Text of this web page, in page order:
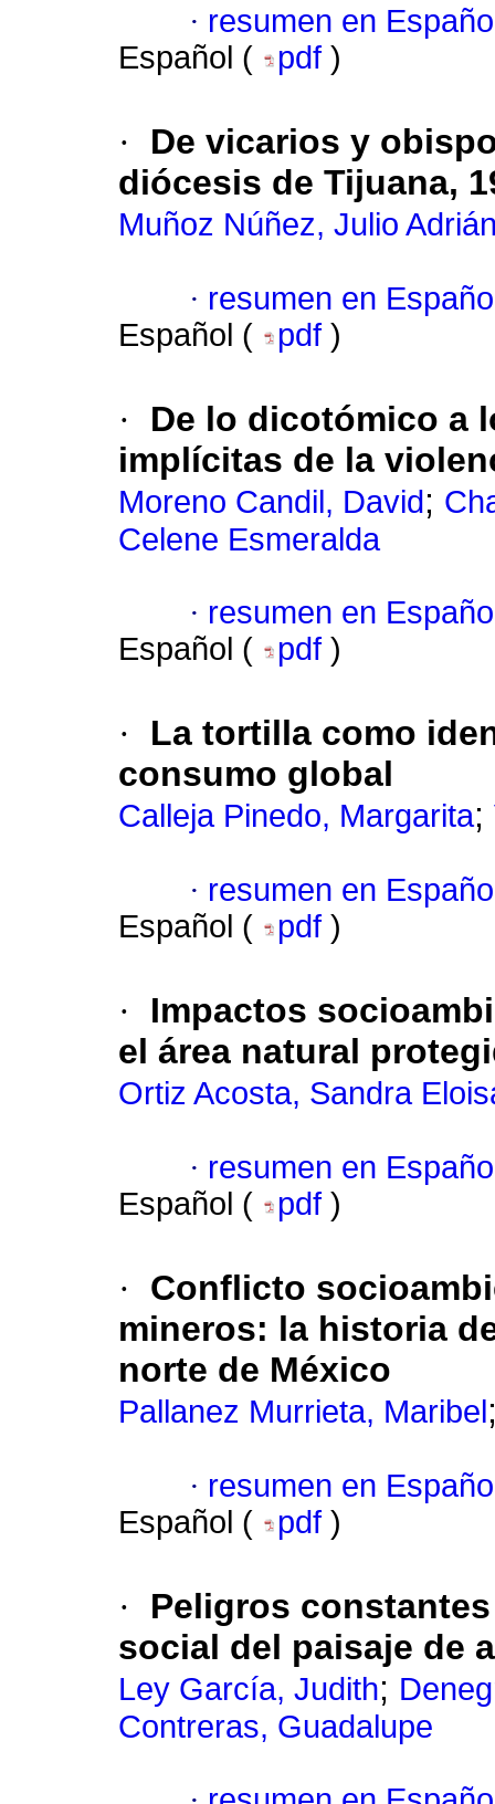
· resumen en
Español (
pdf )
·
De vicarios y
diócesis de Tijuana,
Muñoz Núñez, Julio
· resumen en
Español (
pdf )
·
De lo dicotómico a
implícitas de la
Moreno Candil, David ;
Celene Esmeralda
· resumen en
Español (
pdf )
·
La tortilla como
consumo global
Calleja Pinedo, Margarita;
· resumen en
Español (
pdf )
·
Impactos
el área natural
Ortiz Acosta, Sandra
· resumen en
Español (
pdf )
·
Conflicto
mineros: la historia
norte de México
Pallanez Murrieta, Maribel
· resumen en
Español (
pdf )
·
Peligros
social del paisaje de
Ley García, Judith;
Contreras, Guadalupe